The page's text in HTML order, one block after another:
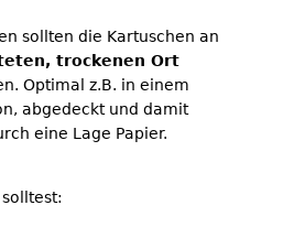
sollten die Kartuschen an
trockenen Ort
Optimal z.B. in einem
abgedeckt und damit
eine Lage Papier.